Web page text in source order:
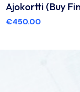
Ajokortti (Buy
€450.00